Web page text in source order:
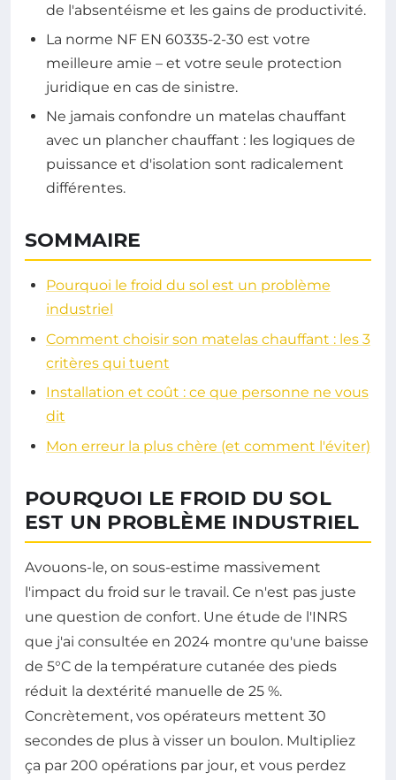
de l'absentéisme et les gains de productivité.
La norme NF EN 60335-2-30 est votre
meilleure amie – et votre seule protection
juridique en cas de sinistre.
Ne jamais confondre un matelas chauffant
avec un plancher chauffant : les logiques de
puissance et d'isolation sont radicalement
différentes.
SOMMAIRE
Pourquoi le froid du sol est un problème
industriel
Comment choisir son matelas chauffant : les 3
critères qui tuent
Installation et coût : ce que personne ne vous
dit
Mon erreur la plus chère (et comment l'éviter)
POURQUOI LE FROID DU SOL
EST UN PROBLÈME INDUSTRIEL
Avouons-le, on sous-estime massivement
l'impact du froid sur le travail. Ce n'est pas juste
une question de confort. Une étude de l'INRS
que j'ai consultée en 2024 montre qu'une baisse
de 5°C de la température cutanée des pieds
réduit la dextérité manuelle de 25 %.
Concrètement, vos opérateurs mettent 30
secondes de plus à visser un boulon. Multipliez
ça par 200 opérations par jour, et vous perdez